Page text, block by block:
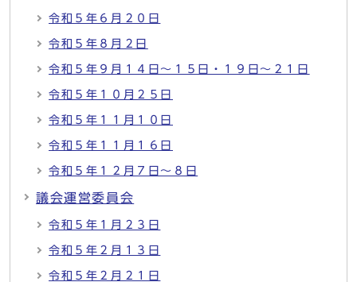
令和５年６月２０日
令和５年８月２日
令和５年９月１４日～１５日・１９日～２１日
令和５年１０月２５日
令和５年１１月１０日
令和５年１１月１６日
令和５年１２月７日～８日
議会運営委員会
令和５年１月２３日
令和５年２月１３日
令和５年２月２１日